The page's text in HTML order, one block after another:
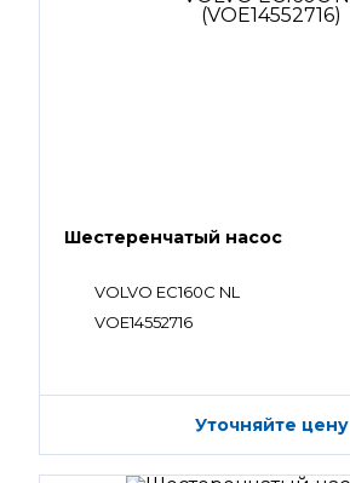
Шестеренчатый насос
VOLVO EC160C NL
VOE14552716
Уточняйте цену